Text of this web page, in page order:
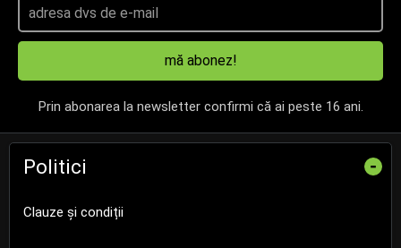
mă abonez!
Prin abonarea la newsletter confirmi că ai peste 16 ani.
Politici -
Clauze și condiții